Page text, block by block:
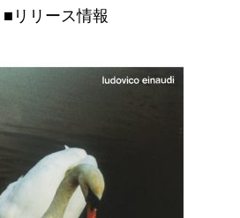
■リリース情報